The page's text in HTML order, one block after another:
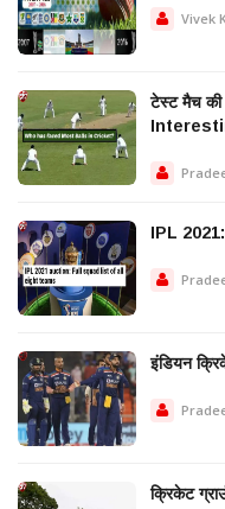
Vivek
टेस्ट मैच की
IPL 2021:
इंडियन
क्रिकेट